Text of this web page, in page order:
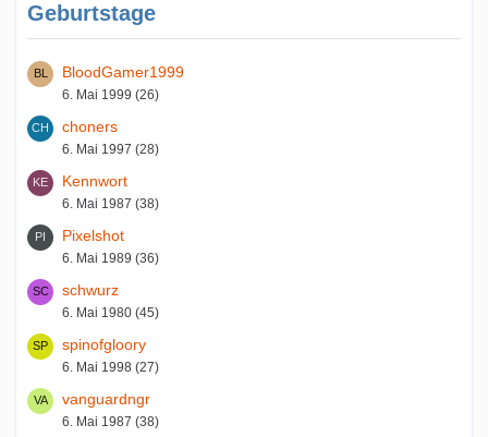
Geburtstage
BloodGamer1999
6. Mai 1999 (26)
choners
6. Mai 1997 (28)
Kennwort
6. Mai 1987 (38)
Pixelshot
6. Mai 1989 (36)
schwurz
6. Mai 1980 (45)
spinofgloory
6. Mai 1998 (27)
vanguardngr
6. Mai 1987 (38)